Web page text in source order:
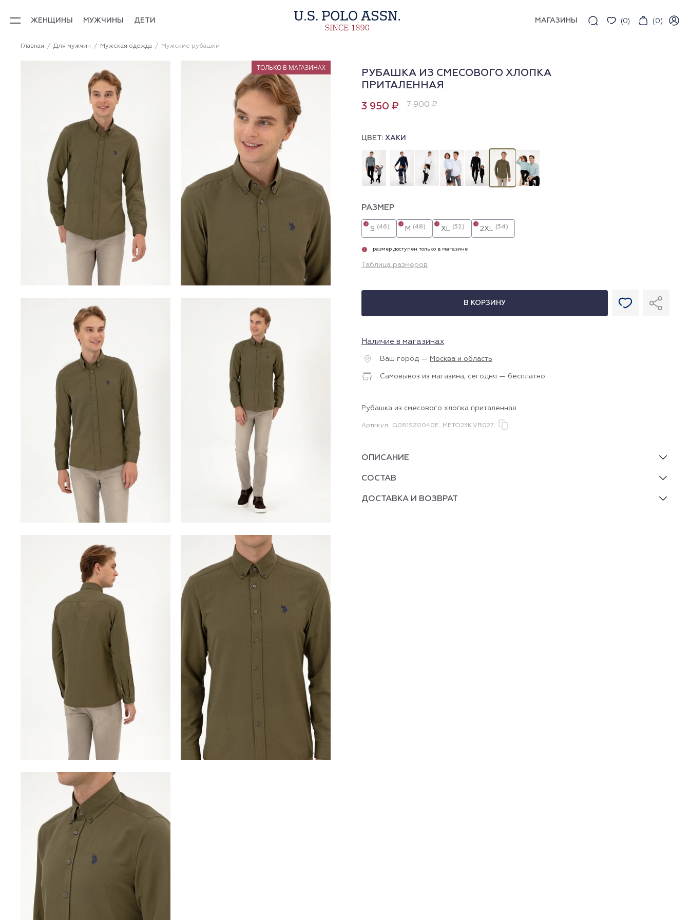
ЖЕНЩИНЫ МУЖЧИНЫ ДЕТИ МАГАЗИНЫ (0) (0)
Главная Для мужчин Мужская одежда Мужские рубашки
ТОЛЬКО В МАГАЗИНАХ
РУБАШКА ИЗ СМЕСОВОГО ХЛОПКА
ПРИТАЛЕННАЯ
3 950 ₽ 7 900 ₽
ЦВЕТ: ХАКИ
РАЗМЕР
S (46)
i
M (48)
i
XL (52)
i
2XL (54)
i
i размер доступен только в магазине
Таблица размеров
В КОРЗИНУ
Наличие в магазинах
Ваш город — Москва и область
Самовывоз из магазина, сегодня — бесплатно
Рубашка из смесового хлопка приталенная
Артикул G081SZ0040E_METO25K.VR027
ОПИСАНИЕ
СОСТАВ
ДОСТАВКА И ВОЗВРАТ